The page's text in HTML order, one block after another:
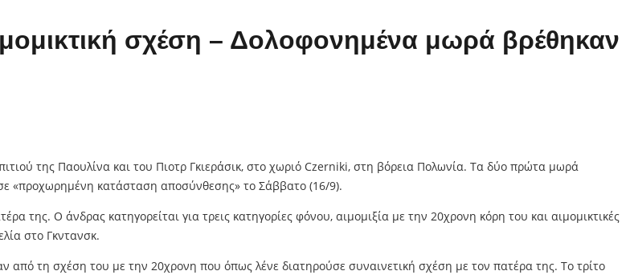
σχέση – Δολοφονημένα μωρά βρέθηκαν
της Παουλίνα και του Πιοτρ Γκιεράσικ, στο χωριό Czerniki, στη βόρεια Πολωνία. Τα δύο πρώτα μωρά
«προχωρημένη κατάσταση αποσύνθεσης» το Σάββατο (16/9).
της. Ο άνδρας κατηγορείται για τρεις κατηγορίες φόνου, αιμομιξία με την 20χρονη κόρη του και αιμομικτικές
στο Γκντανσκ.
τη σχέση του με την 20χρονη που όπως λένε διατηρούσε συναινετική σχέση με τον πατέρα της. Το τρίτο